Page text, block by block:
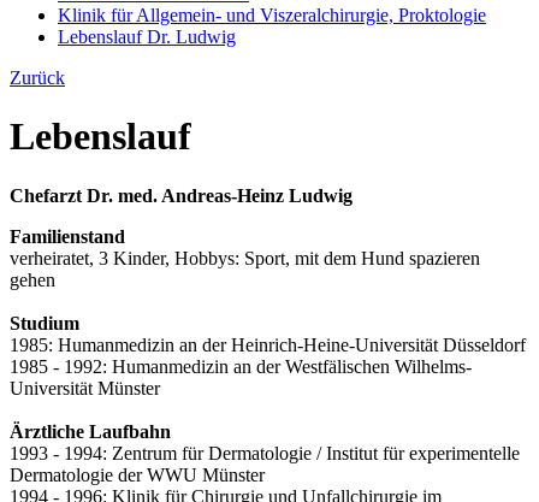
Klinik für Allgemein- und Viszeralchirurgie, Proktologie
Lebenslauf Dr. Ludwig
Zurück
Lebenslauf
Chefarzt Dr. med. Andreas-Heinz Ludwig
Familienstand
verheiratet, 3 Kinder, Hobbys: Sport, mit dem Hund spazieren
gehen
Studium
1985: Humanmedizin an der Heinrich-Heine-Universität Düsseldorf
1985 - 1992: Humanmedizin an der Westfälischen Wilhelms-
Universität Münster
Ärztliche Laufbahn
1993 - 1994: Zentrum für Dermatologie / Institut für experimentelle
Dermatologie der WWU Münster
1994 - 1996: Klinik für Chirurgie und Unfallchirurgie im